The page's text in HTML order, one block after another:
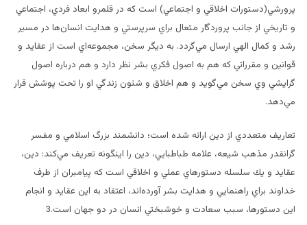
پرورشي(دستورات اخلاقي و اجتماعي) است كه در قلمرو ابعاد فردي، اجتماعي
و تاريخي از جانب پروردگار متعال براي سرپرستي و هدايت انسان‌ها در مسير
رشد و كمال الهي ارسال مي‌گردد. به ديگر سخن، مجموعه‌اي است از عقايد و
قوانين و مقرراتي كه هم به اصول فكري بشر نظر دارد و هم درباره اصول
گرايشي وي سخن مي‌گويد و هم اخلاق و شئون زندگي او را تحت پوشش قرار
مي‌دهد.
تعاريف متعددي از دين ارائه شده است؛ دانشمند بزرگ اسلامي و مفسر
گرانقدر مذهب شيعه، علامه طباطبايي،‌ دين را اينگونه تعريف مي‌كند: دين،
عقايد و يك سلسله دستورهاي عملي و اخلاقي است كه پيامبران از طرف
خداوند براي راهنمايي و هدايت بشر آورده‌اند، اعتقاد به اين عقايد و انجام
اين دستورها، سبب سعادت و خوشبختي انسان در دو جهان است.3